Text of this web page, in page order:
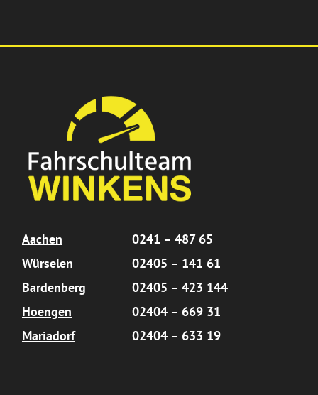
Aachen
0241 – 487 65
Würselen
02405 – 141 61
Bardenberg
02405 – 423 144
Hoengen
02404 – 669 31
Mariadorf
02404 – 633 19